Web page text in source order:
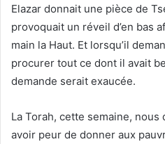
Elazar donnait une pièce de
provoquait un réveil d’en bas
main la Haut. Et lorsqu’il
procurer tout ce dont il avait
demande serait exaucée.
La Torah, cette semaine, nous
avoir peur de donner aux